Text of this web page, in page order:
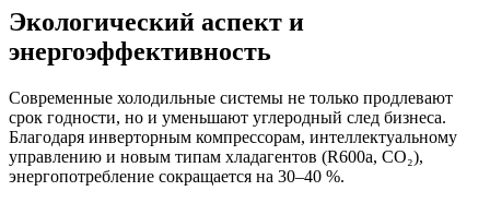
Экологический аспект и
энергоэффективность
Современные холодильные системы не только продлевают
срок годности, но и уменьшают углеродный след бизнеса.
Благодаря инверторным компрессорам, интеллектуальному
управлению и новым типам хладагентов (R600a, CO₂),
энергопотребление сокращается на 30–40 %.